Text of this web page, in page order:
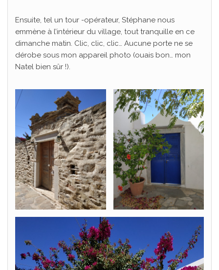
Ensuite, tel un tour -opérateur, Stéphane nous
emmène à l’intérieur du village, tout tranquille en ce
dimanche matin. Clic, clic, clic… Aucune porte ne se
dérobe sous mon appareil photo (ouais bon… mon
Natel bien sûr !).